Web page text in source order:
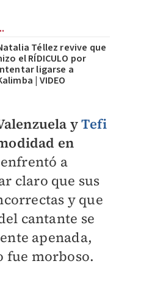
Téllez revive que
el RÍDICULO por
ligarse a
| VIDEO
yTefi
en
a
claro que sus
y que
cantante se
apenada,
fue morboso.